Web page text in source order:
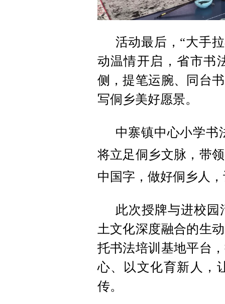
活动最后，“大手
动温情开启，省市书
侧，提笔运腕、同台
写侗乡美好愿景。
中寨镇中心小学书
将立足侗乡文脉，带
中国字，做好侗乡人
此次授牌与进校
土文化深度融合的生
托书法培训基地平台
心、以文化育新人，
传。